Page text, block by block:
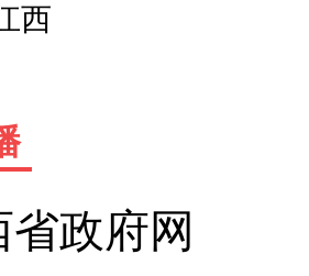
西
政府网